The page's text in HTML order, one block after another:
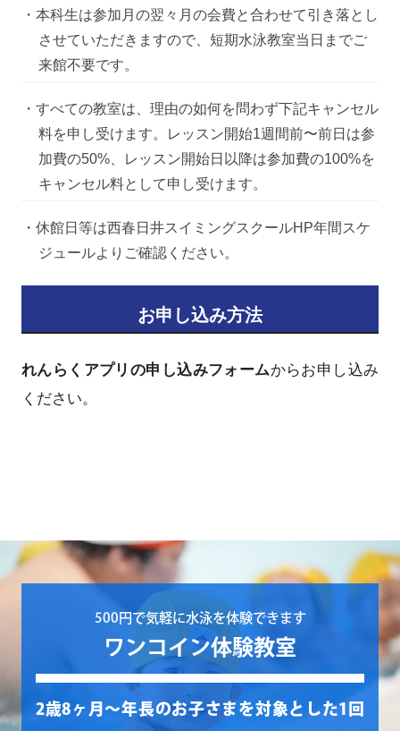
・本科生は参加月の翌々月の会費と合わせて引き落とし
させていただきますので、短期水泳教室当日までご
来館不要です。
・すべての教室は、理由の如何を問わず下記キャンセル
料を申し受けます。レッスン開始1週間前〜前日は参
加費の50%、レッスン開始日以降は参加費の100%を
キャンセル料として申し受けます。
・休館日等は西春日井スイミングスクールHP年間スケ
ジュールよりご確認ください。
お申し込み方法
れんらくアプリの申し込みフォームからお申し込み
ください。
500円で気軽に水泳を体験できます
ワンコイン体験教室
2歳8ヶ月〜年長のお子さまを対象とした1回